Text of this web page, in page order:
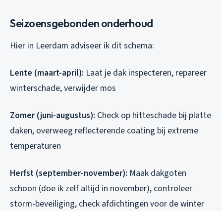
Seizoensgebonden onderhoud
Hier in Leerdam adviseer ik dit schema:
Lente (maart-april): Laat je dak inspecteren, repareer
winterschade, verwijder mos
Zomer (juni-augustus): Check op hitteschade bij platte
daken, overweeg reflecterende coating bij extreme
temperaturen
Herfst (september-november): Maak dakgoten
schoon (doe ik zelf altijd in november), controleer
storm-beveiliging, check afdichtingen voor de winter